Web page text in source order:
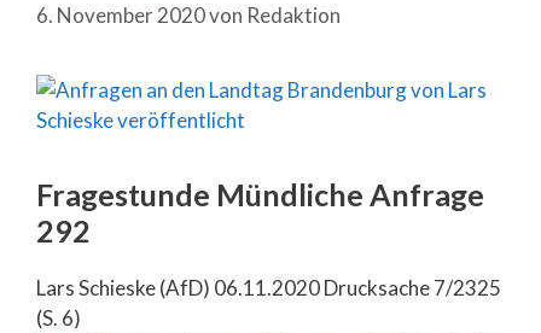
6. November 2020von Redaktion
Fragestunde Mündliche Anfrage
292
Lars Schieske (AfD) 06.11.2020 Drucksache 7/2325
(S. 6)